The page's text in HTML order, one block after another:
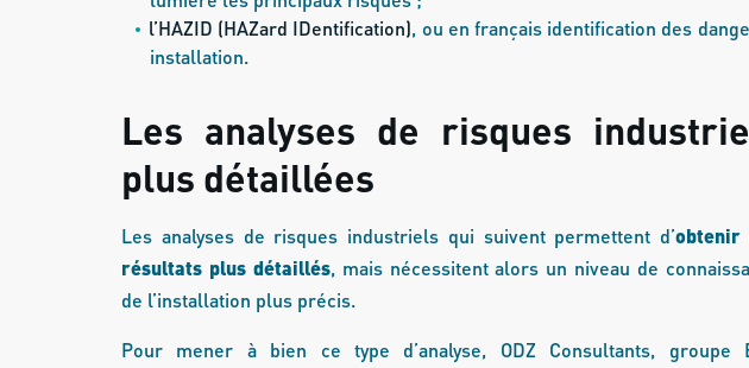
l’HAZID (HAZard IDentification), ou en français identification des
installation.
Les analyses de risques
plus détaillées
Les analyses de risques industriels qui suivent permettent d’obtenir
résultats plus détaillés, mais nécessitent alors un niveau de
de l’installation plus précis.
Pour mener à bien ce type d’analyse, ODZ Consultants, groupe